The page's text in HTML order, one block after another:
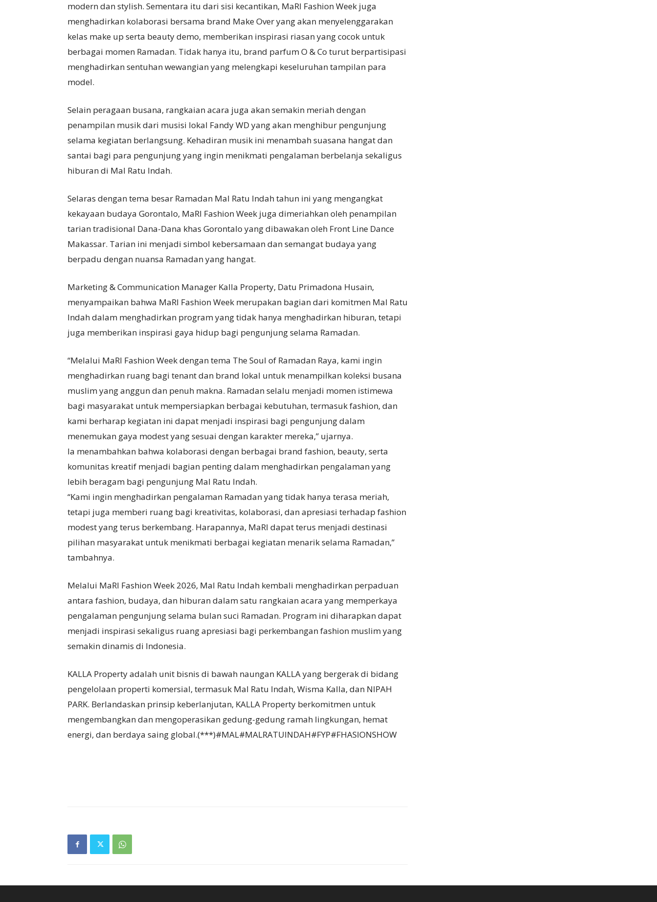
modern dan stylish. Sementara itu dari sisi kecantikan, MaRI Fashion Week juga
menghadirkan kolaborasi bersama brand Make Over yang akan menyelenggarakan
kelas make up serta beauty demo, memberikan inspirasi riasan yang cocok untuk
berbagai momen Ramadan. Tidak hanya itu, brand parfum O & Co turut berpartisipasi
menghadirkan sentuhan wewangian yang melengkapi keseluruhan tampilan para
model.
Selain peragaan busana, rangkaian acara juga akan semakin meriah dengan
penampilan musik dari musisi lokal Fandy WD yang akan menghibur pengunjung
selama kegiatan berlangsung. Kehadiran musik ini menambah suasana hangat dan
santai bagi para pengunjung yang ingin menikmati pengalaman berbelanja sekaligus
hiburan di Mal Ratu Indah.
Selaras dengan tema besar Ramadan Mal Ratu Indah tahun ini yang mengangkat
kekayaan budaya Gorontalo, MaRI Fashion Week juga dimeriahkan oleh penampilan
tarian tradisional Dana-Dana khas Gorontalo yang dibawakan oleh Front Line Dance
Makassar. Tarian ini menjadi simbol kebersamaan dan semangat budaya yang
berpadu dengan nuansa Ramadan yang hangat.
Marketing & Communication Manager Kalla Property, Datu Primadona Husain,
menyampaikan bahwa MaRI Fashion Week merupakan bagian dari komitmen Mal Ratu
Indah dalam menghadirkan program yang tidak hanya menghadirkan hiburan, tetapi
juga memberikan inspirasi gaya hidup bagi pengunjung selama Ramadan.
“Melalui MaRI Fashion Week dengan tema The Soul of Ramadan Raya, kami ingin
menghadirkan ruang bagi tenant dan brand lokal untuk menampilkan koleksi busana
muslim yang anggun dan penuh makna. Ramadan selalu menjadi momen istimewa
bagi masyarakat untuk mempersiapkan berbagai kebutuhan, termasuk fashion, dan
kami berharap kegiatan ini dapat menjadi inspirasi bagi pengunjung dalam
menemukan gaya modest yang sesuai dengan karakter mereka,” ujarnya.
Ia menambahkan bahwa kolaborasi dengan berbagai brand fashion, beauty, serta
komunitas kreatif menjadi bagian penting dalam menghadirkan pengalaman yang
lebih beragam bagi pengunjung Mal Ratu Indah.
“Kami ingin menghadirkan pengalaman Ramadan yang tidak hanya terasa meriah,
tetapi juga memberi ruang bagi kreativitas, kolaborasi, dan apresiasi terhadap fashion
modest yang terus berkembang. Harapannya, MaRI dapat terus menjadi destinasi
pilihan masyarakat untuk menikmati berbagai kegiatan menarik selama Ramadan,”
tambahnya.
Melalui MaRI Fashion Week 2026, Mal Ratu Indah kembali menghadirkan perpaduan
antara fashion, budaya, dan hiburan dalam satu rangkaian acara yang memperkaya
pengalaman pengunjung selama bulan suci Ramadan. Program ini diharapkan dapat
menjadi inspirasi sekaligus ruang apresiasi bagi perkembangan fashion muslim yang
semakin dinamis di Indonesia.
KALLA Property adalah unit bisnis di bawah naungan KALLA yang bergerak di bidang
pengelolaan properti komersial, termasuk Mal Ratu Indah, Wisma Kalla, dan NIPAH
PARK. Berlandaskan prinsip keberlanjutan, KALLA Property berkomitmen untuk
mengembangkan dan mengoperasikan gedung-gedung ramah lingkungan, hemat
energi, dan berdaya saing global.(***)#MAL#MALRATUINDAH#FYP#FHASIONSHOW